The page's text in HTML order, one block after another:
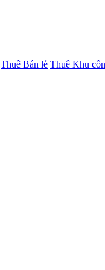
Thuê Bán lẻ Thuê Khu